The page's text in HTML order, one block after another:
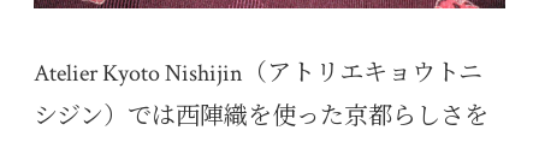
Atelier Kyoto Nishijin（アトリエキョウトニ
シジン）では西陣織を使った京都らしさを